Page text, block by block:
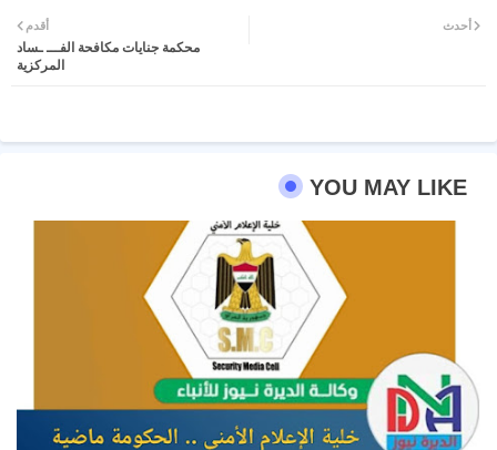
أحدث أقدم
محكمة جنايات مكافحة الفـــ ـساد
المركزية
YOU MAY LIKE